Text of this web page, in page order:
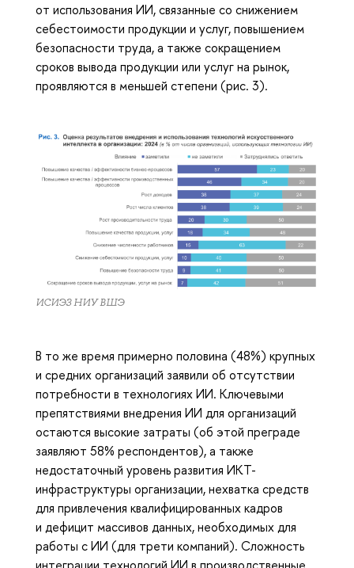
от использования ИИ, связанные со снижением
себестоимости продукции и услуг, повышением
безопасности труда, а также сокращением
сроков вывода продукции или услуг на рынок,
проявляются в меньшей степени (рис. 3).
ИСИЭЗ НИУ ВШЭ
В то же время примерно половина (48%) крупных
и средних организаций заявили об отсутствии
потребности в технологиях ИИ. Ключевыми
препятствиями внедрения ИИ для организаций
остаются высокие затраты (об этой преграде
заявляют 58% респондентов), а также
недостаточный уровень развития ИКТ-
инфраструктуры организации, нехватка средств
для привлечения квалифицированных кадров
и дефицит массивов данных, необходимых для
работы с ИИ (для трети компаний). Сложность